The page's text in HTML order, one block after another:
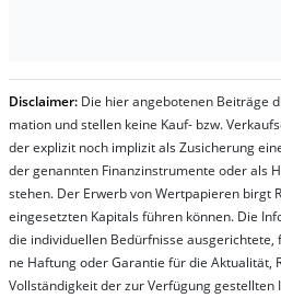
Dis­clai­mer: Die hier an­ge­bo­te­nen Bei­trä­ge
ma­t­ion und stel­len kei­ne Kauf- bzw.
der ex­pli­zit noch im­pli­zit als Zu­sich­er­ung
der ge­nan­nt­en Fi­nanz­in­stru­men­te oder als
steh­en. Der Er­werb von Wert­pa­pier­en birgt
ein­ge­setz­ten Ka­pi­tals füh­ren kön­nen. Die
die in­di­vi­du­el­len Be­dür­fnis­se
ne Haf­tung oder Ga­ran­tie für die Ak­tu­ali­tät,
Vol­lständ­ig­keit der zur Ver­fü­gung